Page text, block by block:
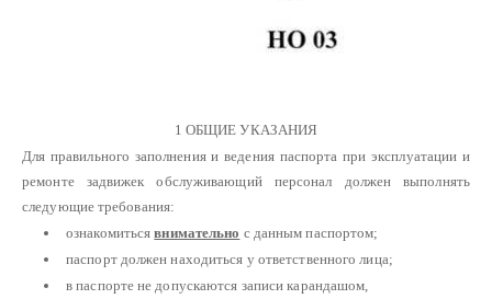
1 ОБЩИЕ УКАЗАНИЯ
Для правильного заполнения и ведения паспорта при эксплуатации и
ремонте задвижек обслуживающий персонал должен выполнять
следующие требования:
ознакомитьсявнимательно с данным паспортом;
паспорт должен находиться у ответственного лица;
в паспорте не допускаются записи карандашом,